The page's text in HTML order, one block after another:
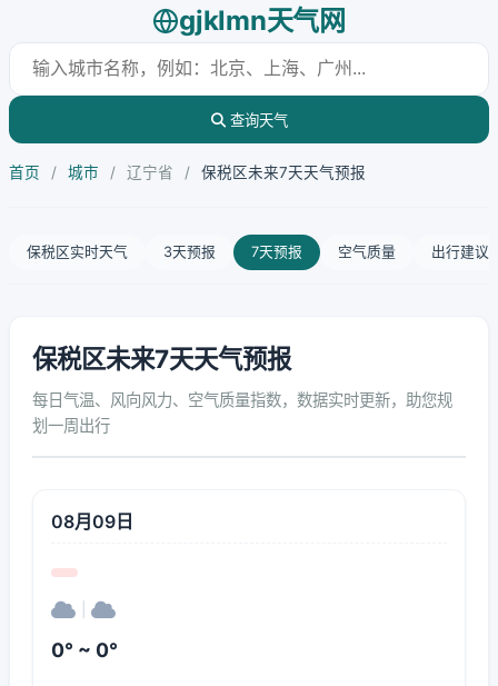
gjklmn天气网
查询天气
首页 / 城市 / 辽宁省 / 保税区未来7天天气预报
保税区实时天气 3天预报 7天预报 空气质量 出行建议
保税区未来7天天气预报
每日气温、风向风力、空气质量指数，数据实时更新，助您规
划一周出行
08月09日
0° ~ 0°